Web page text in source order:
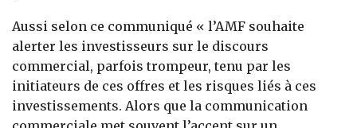
Aussi selon ce communiqué « l’AMF souhaite
alerter les investisseurs sur le discours
commercial, parfois trompeur, tenu par les
initiateurs de ces offres et les risques liés à ces
investissements. Alors que la communication